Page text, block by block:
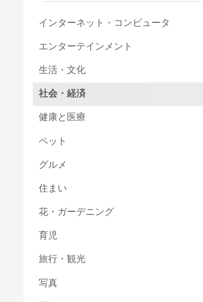
インターネット・コンピュータ
エンターテインメント
生活・文化
社会・経済
健康と医療
ペット
グルメ
住まい
花・ガーデニング
育児
旅行・観光
写真